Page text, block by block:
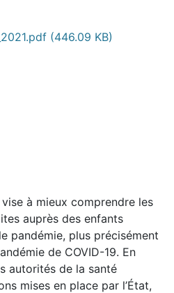
(446.09 KB)
à mieux comprendre les
auprès des enfants
pandémie, plus précisément
de COVID-19. En
autorités de la santé
mises en place par l’État,